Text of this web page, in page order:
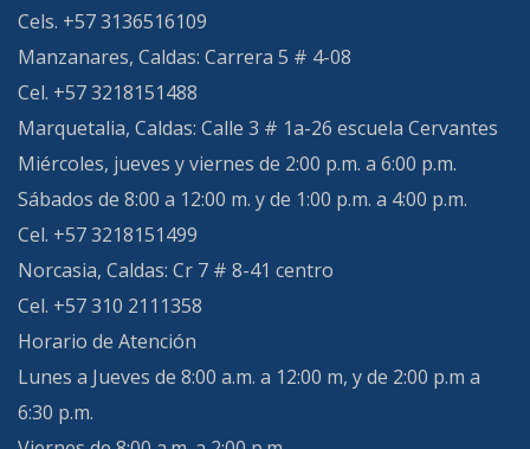
Cels. +57 3136516109
Manzanares, Caldas: Carrera 5 # 4-08
Cel. +57 3218151488
Marquetalia, Caldas: Calle 3 # 1a-26 escuela Cervantes
Miércoles, jueves y viernes de 2:00 p.m. a 6:00 p.m.
Sábados de 8:00 a 12:00 m. y de 1:00 p.m. a 4:00 p.m.
Cel. +57 3218151499
Norcasia, Caldas: Cr 7 # 8-41 centro
Cel. +57 310 2111358
Horario de Atención
Lunes a Jueves de 8:00 a.m. a 12:00 m, y de 2:00 p.m a
6:30 p.m.